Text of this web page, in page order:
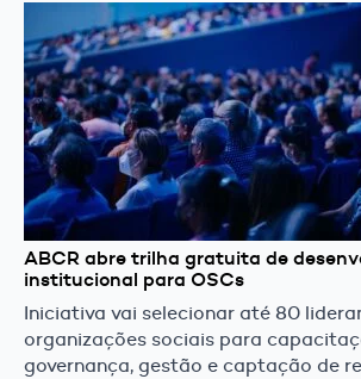
ABCR abre trilha gratuita de
institucional para OSCs
Iniciativa vai selecionar até 80
organizações sociais para
governança, gestão e captação de